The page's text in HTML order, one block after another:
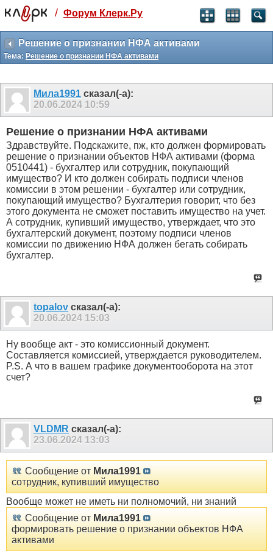
Святые угодники, Клерк без рекламы
прекрасен:)
месяц
3 месяца
259
₽
-10%
499 ₽
-15%
Отмена Оплатить
/ Форум Клерк.Ру
Решение о признании НФА активами
Тема: Решение о признании НФА активами
Мила1991 сказал(-а):
20.06.2024 10:59
Решение о признании НФА активами
Здравствуйте. Подскажите, пж, кто должен формировать
решение о признании объектов НФА активами (форма
0510441) - бухгалтер или сотрудник, покупающий
имущество? И кто должен собирать подписи членов
комиссии в этом решении - бухгалтер или сотрудник,
покупающий имущество? Бухгалтерия говорит, что без
этого документа не сможет поставить имущество на учет.
А сотрудник, купивший имущество, утверждает, что это
бухгалтерский документ, поэтому подписи членов
комиссии по движению НФА должен бегать собирать
бухгалтер.
topalov сказал(-а):
20.06.2024 15:03
Ну вообще акт - это комиссионный документ.
Составляется комиссией, утверждается руководителем.
P.S. А что в вашем графике документооборота на этот
счет?
VLDMR сказал(-а):
23.06.2024 13:03
Сообщение от Мила1991
сотрудник, купивший имущество
Вообще может не иметь ни полномочий, ни знаний
Сообщение от Мила1991
формировать решение о признании объектов НФА
активами